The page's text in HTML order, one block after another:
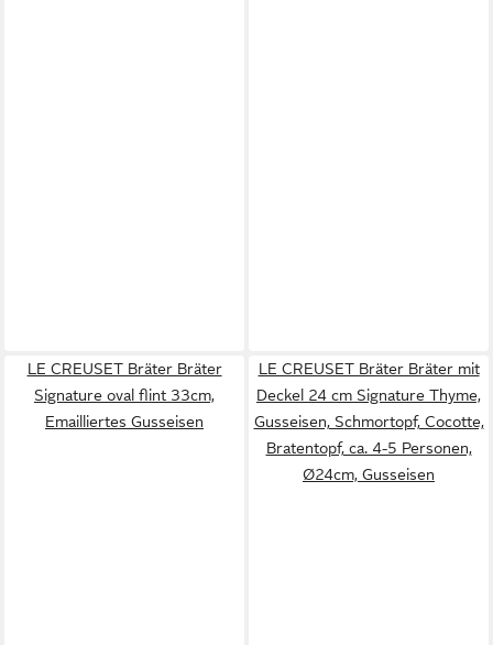
LE CREUSET Bräter Bräter
Signature oval flint 33cm,
Emailliertes Gusseisen
LE CREUSET Bräter Bräter mit
Deckel 24 cm Signature Thyme,
Gusseisen, Schmortopf, Cocotte,
Bratentopf, ca. 4-5 Personen,
Ø24cm, Gusseisen